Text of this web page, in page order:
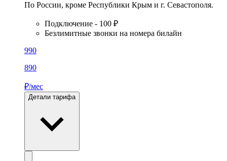
По России, кроме Республики Крым и г. Севастополя.
Подключение - 100 ₽
Безлимитные звонки на номера билайн
990
890
₽/мес
Детали тарифа